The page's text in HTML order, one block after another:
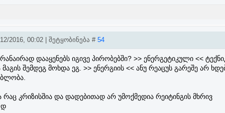
2016, 00:02 | შეტყობინება # 54
დააყენებს იგივე პირობებში? >> ენერგეტიკული <<
შემდეგ მოხდა ეგ. >> ენერგიის << ანუ რეაცუს გარეშე არ
რაც კრიზისშია და დადებითად არ უმოქმედია რეიტინგის მხრივ